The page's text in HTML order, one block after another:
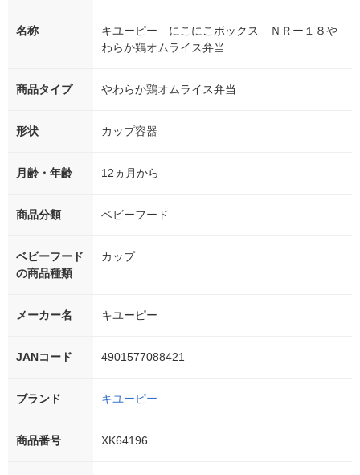
名称
キユーピー にこにこボックス ＮＲー１８や
わらか鶏オムライス弁当
商品タイプ やわらか鶏オムライス弁当
形状 カップ容器
月齢・年齢 12ヵ月から
商品分類 ベビーフード
ベビーフード
の商品種類
カップ
メーカー名 キユーピー
JANコード 4901577088421
ブランド キユーピー
商品番号 XK64196